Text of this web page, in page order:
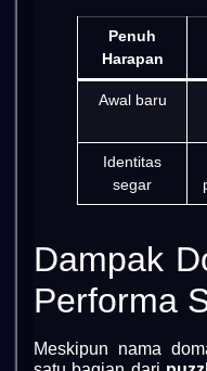
Penuh
Harapan
Awal baru
Identitas
segar
Dampak
Performa
Meskipun nama